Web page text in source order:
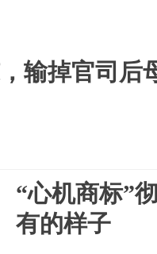
输掉官司后
“心机商标”
有的样子